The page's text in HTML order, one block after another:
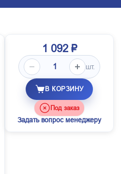
1 092 ₽
шт.
В КОРЗИНУ
Под заказ
Задать вопрос менеджеру